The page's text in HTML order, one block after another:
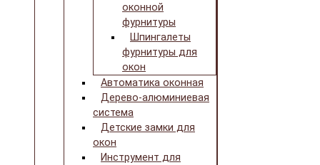
оконной
фурнитуры
Шпингалеты
фурнитуры для
окон
Автоматика оконная
Дерево-алюминиевая
система
Детские замки для
окон
Инструмент для